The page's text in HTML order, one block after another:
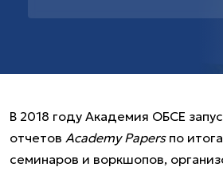
В 2018 году Академия ОБСЕ
отчетов Academy Papersпо
семинаров и воркшопов,